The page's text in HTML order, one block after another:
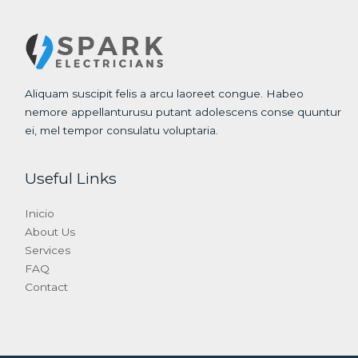
Aliquam suscipit felis a arcu laoreet congue. Habeo
nemore appellanturusu putant adolescens conse quuntur
ei, mel tempor consulatu voluptaria.
Useful Links
Inicio
About Us
Services
FAQ
Contact